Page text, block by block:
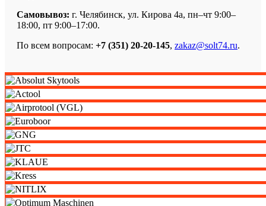
Самовывоз: г. Челябинск, ул. Кирова 4а, пн–чт 9:00–
18:00, пт 9:00–17:00.
По всем вопросам: +7 (351) 20-20-145, zakaz@solt74.ru.